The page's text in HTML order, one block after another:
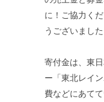
に！ご協力く
うございまし
寄付金は、東
ー「東北レイ
費などにあて